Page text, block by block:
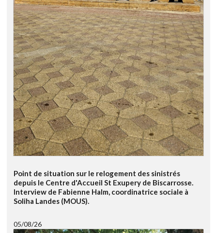
Point de situation sur le relogement des sinistrés
depuis le Centre d'Accueil St Exupery de Biscarrosse.
Interview de Fabienne Halm, coordinatrice sociale à
Soliha Landes (MOUS).
05/08/26